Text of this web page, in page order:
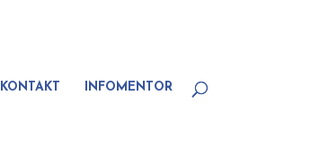
KONTAKT INFOMENTOR